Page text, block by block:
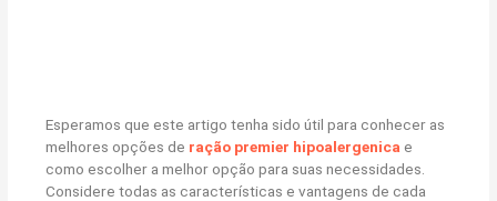
Esperamos que este artigo tenha sido útil para conhecer as
melhores opções de ração premier hipoalergenica e
como escolher a melhor opção para suas necessidades.
Considere todas as características e vantagens de cada